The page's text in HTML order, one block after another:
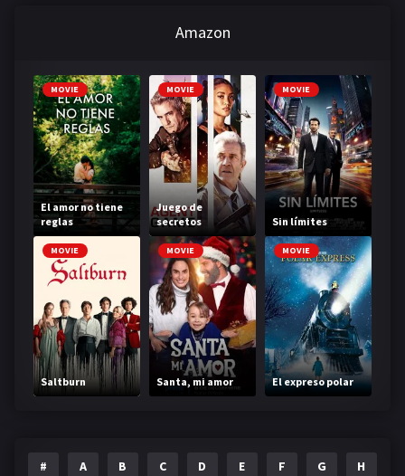
Amazon
MOVIE
El amor no tiene
reglas
MOVIE
Juego de
secretos
MOVIE
Sin límites
MOVIE
Saltburn
MOVIE
Santa, mi amor
MOVIE
El expreso polar
# A B C D E F G H